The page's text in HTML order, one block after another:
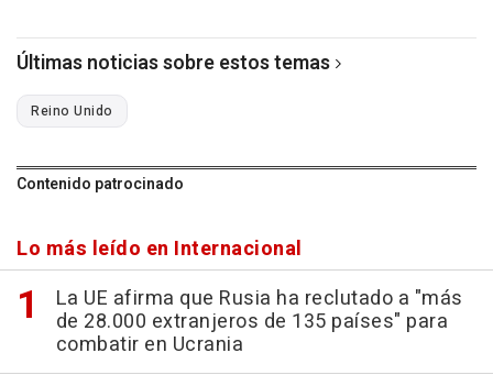
Últimas noticias sobre estos temas
Reino Unido
Contenido patrocinado
Lo más leído en Internacional
La UE afirma que Rusia ha reclutado a "más
de 28.000 extranjeros de 135 países" para
combatir en Ucrania